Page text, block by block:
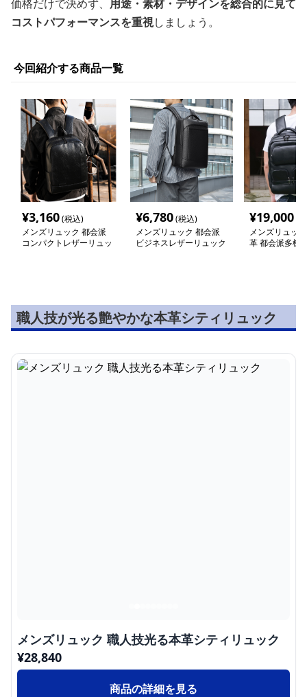
価格だけで決めず、 用途・素材・デザインを総合的に見て
コストパフォーマンスを重視しましょう。
今回紹介する商品一覧
¥3,160(税込)
メンズリュック 都会派
コンパクトレザーリュッ
¥6,780(税込)
メンズリュック 都会派
ビジネスレザーリュック
¥19,000
メンズリュッ
革 都会派多機
職人技が光る艶やかな本革シティリュック
メンズリュック 職人技光る本革シティリュック
¥28,840
商品の詳細を見る